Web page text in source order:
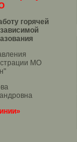
горячей
МО